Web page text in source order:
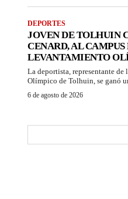
DEPORTES
JOVEN DE TOLHUIN
CENARD, AL
LEVANTAMIENTO
La deportista, representante
Olímpico de Tolhuin, se ganó
6 de agosto de 2026